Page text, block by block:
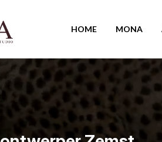
HOME MONA